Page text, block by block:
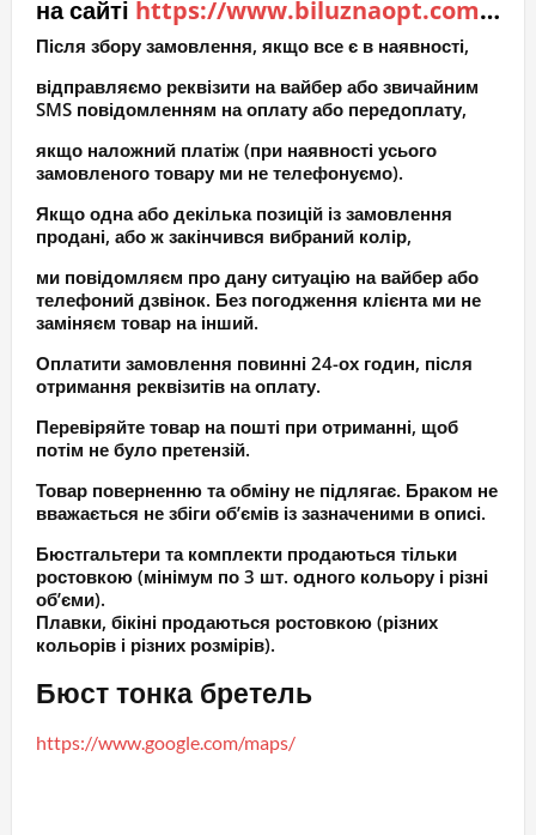
на сайті https://www.biluznaopt.com.ua
Після збору замовлення, якщо все є в наявності,
відправляємо реквізити на вайбер або звичайним
SMS повідомленням на оплату або передоплату,
якщо наложний платіж (при наявності усього
замовленого товару ми не телефонуємо).
Якщо одна або декілька позицій із замовлення
продані, або ж закінчився вибраний колір,
ми повідомляєм про дану ситуацію на вайбер або
телефоний дзвінок. Без погодження клієнта ми не
заміняєм товар на інший.
Оплатити замовлення повинні 24-ох годин, після
отримання реквізитів на оплату.
Перевіряйте товар на пошті при отриманні, щоб
потім не було претензій.
Товар поверненню та обміну не підлягає. Браком не
вважається не збіги об’ємів із зазначеними в описі.
Бюстгальтери та комплекти продаються тільки
ростовкою (мінімум по 3 шт. одного кольору і різні
об’єми).
Плавки, бікіні продаються ростовкою (різних
кольорів і різних розмірів).
Бюст тонка бретель
https://www.google.com/maps/